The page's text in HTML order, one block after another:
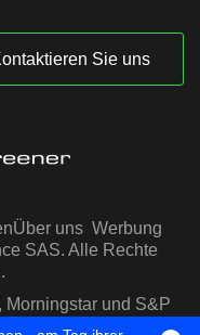
Sie uns
Über uns Werbung
SAS. Alle Rechte
Morningstar und S&P
gestellt